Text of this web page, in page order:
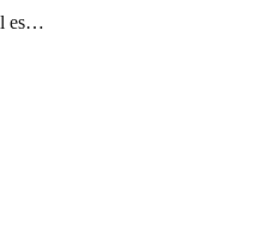
es…